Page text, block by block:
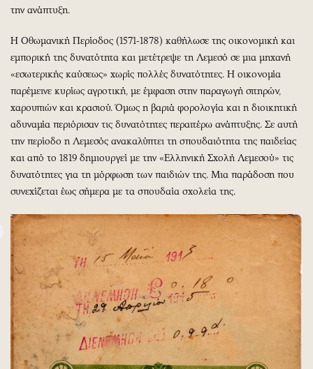
την ανάπτυξη.
Η Οθωμανική Περίοδος (1571-1878) καθήλωσε της οικονομική και
εμπορική της δυνατότητα και μετέτρεψε τη Λεμεσό σε μια μηχανή
«εσωτερικής καύσεως» χωρίς πολλές δυνατότητες. Η οικονομία
παρέμεινε κυρίως αγροτική, με έμφαση στην παραγωγή σιτηρών,
χαρουπιών και κρασιού. Όμως η βαριά φορολογία και η διοικητική
αδυναμία περιόρισαν τις δυνατότητες περαιτέρω ανάπτυξης. Σε αυτή
την περίοδο η Λεμεσός ανακαλύπτει τη σπουδαιότητα της παιδείας
και από το 1819 δημιουργεί με την «Ελληνική Σχολή Λεμεσού» τις
δυνατότητες για τη μόρφωση των παιδιών της. Μια παράδοση που
συνεχίζεται έως σήμερα με τα σπουδαία σχολεία της.